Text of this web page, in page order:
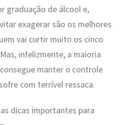
graduação de álcool e,
exagerar são os melhores
vai curtir muito os cinco
infelizmente, a maioria
manter o controle
com terrível ressaca.
dicas importantes para